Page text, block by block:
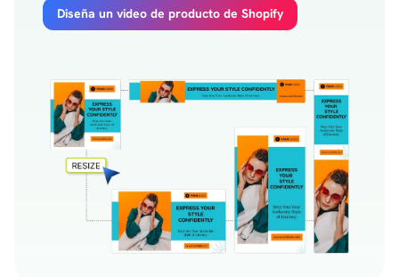
Diseña un video de producto de Shopify